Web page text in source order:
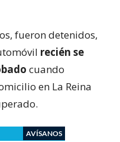
fueron detenidos,
recién se
cuando
en La Reina
AVÍSANOS